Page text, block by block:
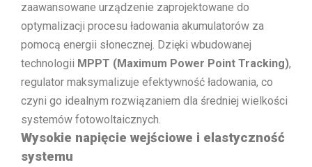
zaawansowane urządzenie zaprojektowane do
optymalizacji procesu ładowania akumulatorów za
pomocą energii słonecznej. Dzięki wbudowanej
technologii MPPT (Maximum Power Point Tracking),
regulator maksymalizuje efektywność ładowania, co
czyni go idealnym rozwiązaniem dla średniej wielkości
systemów fotowoltaicznych.
Wysokie napięcie wejściowe i elastyczność
systemu